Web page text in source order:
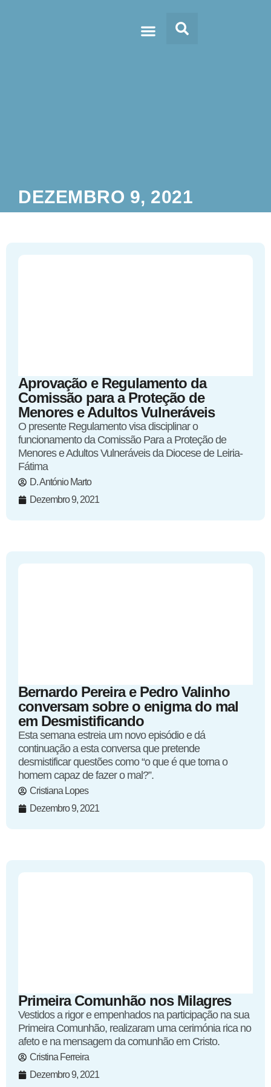
DEZEMBRO 9, 2021
Aprovação e Regulamento da
Comissão para a Proteção de
Menores e Adultos Vulneráveis
O presente Regulamento visa disciplinar o
funcionamento da Comissão Para a Proteção de
Menores e Adultos Vulneráveis da Diocese de Leiria-
Fátima
D. António Marto
Dezembro 9, 2021
Bernardo Pereira e Pedro Valinho
conversam sobre o enigma do mal
em Desmistificando
Esta semana estreia um novo episódio e dá
continuação a esta conversa que pretende
desmistificar questões como “o que é que torna o
homem capaz de fazer o mal?”.
Cristiana Lopes
Dezembro 9, 2021
Primeira Comunhão nos Milagres
Vestidos a rigor e empenhados na participação na sua
Primeira Comunhão, realizaram uma cerimónia rica no
afeto e na mensagem da comunhão em Cristo.
Cristina Ferreira
Dezembro 9, 2021